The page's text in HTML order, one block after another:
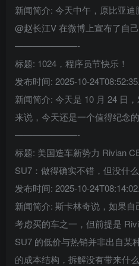
新闻简介: 今天中午，原比亚
@赵长江V 在微博上宣布了自己
———————-
标题: 1024，程序员节快乐！
发布时间: 2025-10-
新闻简介: 今天是 10 月 24 日
来说，今天还是一个值得纪念
———————-
标题: 美国造车新势力 Rivian
SU7：做得确实不错，但没什
发布时间: 2025-10-
新闻简介: 斯卡林奇说，如果
考虑买的车之一，但前提是
SU7 的低价与热销并非出自某
的成本结构，拆解没有带来什